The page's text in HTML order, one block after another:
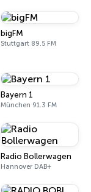
bigFM
Stuttgart 89.5 FM
Bayern 1
München 91.3 FM
Radio Bollerwagen
Hannover DAB+